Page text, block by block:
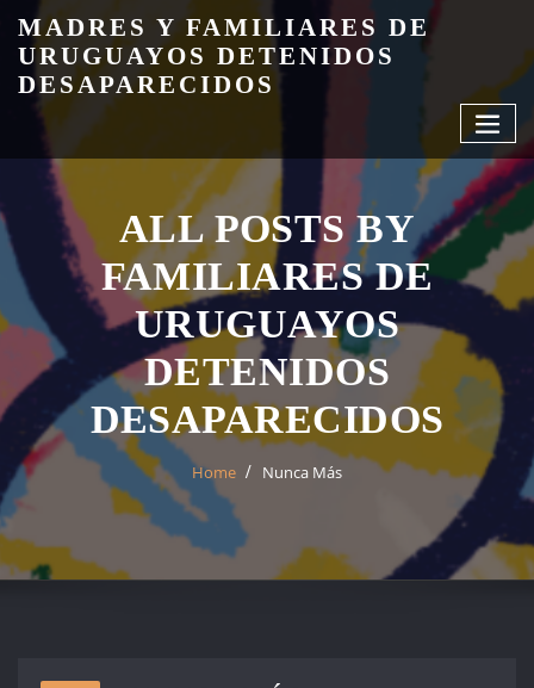
content
MADRES Y FAMILIARES DE
URUGUAYOS DETENIDOS
DESAPARECIDOS
ALL POSTS BY
FAMILIARES DE
URUGUAYOS
DETENIDOS
DESAPARECIDOS
Home Nunca Más